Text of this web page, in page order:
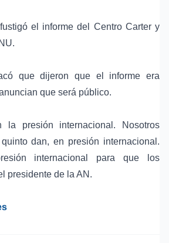
el informe del Centro Carter y
que dijeron que el informe era
que será público.
la presión internacional. Nosotros
dan, en presión internacional.
internacional para que los
presidente de la AN.